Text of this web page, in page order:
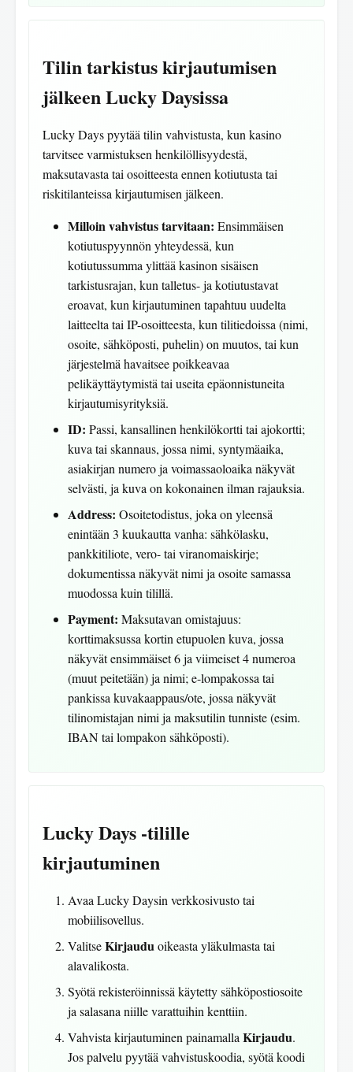
Tilin tarkistus kirjautumisen
jälkeen Lucky Daysissa
Lucky Days pyytää tilin vahvistusta, kun kasino
tarvitsee varmistuksen henkilöllisyydestä,
maksutavasta tai osoitteesta ennen kotiutusta tai
riskitilanteissa kirjautumisen jälkeen.
Milloin vahvistus tarvitaan: Ensimmäisen
kotiutuspyynnön yhteydessä, kun
kotiutussumma ylittää kasinon sisäisen
tarkistusrajan, kun talletus- ja kotiutustavat
eroavat, kun kirjautuminen tapahtuu uudelta
laitteelta tai IP-osoitteesta, kun tilitiedoissa (nimi,
osoite, sähköposti, puhelin) on muutos, tai kun
järjestelmä havaitsee poikkeavaa
pelikäyttäytymistä tai useita epäonnistuneita
kirjautumisyrityksiä.
ID: Passi, kansallinen henkilökortti tai ajokortti;
kuva tai skannaus, jossa nimi, syntymäaika,
asiakirjan numero ja voimassaoloaika näkyvät
selvästi, ja kuva on kokonainen ilman rajauksia.
Address: Osoitetodistus, joka on yleensä
enintään 3 kuukautta vanha: sähkölasku,
pankkitiliote, vero- tai viranomaiskirje;
dokumentissa näkyvät nimi ja osoite samassa
muodossa kuin tilillä.
Payment: Maksutavan omistajuus:
korttimaksussa kortin etupuolen kuva, jossa
näkyvät ensimmäiset 6 ja viimeiset 4 numeroa
(muut peitetään) ja nimi; e-lompakossa tai
pankissa kuvakaappaus/ote, jossa näkyvät
tilinomistajan nimi ja maksutilin tunniste (esim.
IBAN tai lompakon sähköposti).
Lucky Days -tilille
kirjautuminen
Avaa Lucky Daysin verkkosivusto tai
mobiilisovellus.
ValitseKirjaudu oikeasta yläkulmasta tai
alavalikosta.
Syötä rekisteröinnissä käytetty sähköpostiosoite
ja salasana niille varattuihin kenttiin.
Vahvista kirjautuminen painamalla Kirjaudu.
Jos palvelu pyytää vahvistuskoodia, syötä koodi